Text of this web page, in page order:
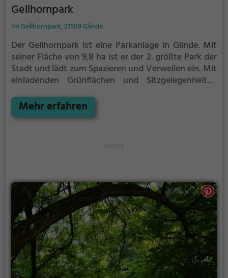
Gellhornpark
Im Gellhornpark, 21509 Glinde
Der Gellhornpark ist eine Parkanlage in Glinde. Mit
seiner Fläche von 9,8 ha ist er der 2. größte Park der
Stadt und lädt zum Spazieren und Verweilen ein. Mit
einladenden Grünflächen und Sitzgelegenheiten
Entspannung.
Mehr erfahren